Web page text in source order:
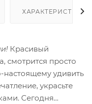
ХАРАКТЕРИСТИКИ
Красивый
, смотрится просто
настоящему удивить
украсьте
Сегодня